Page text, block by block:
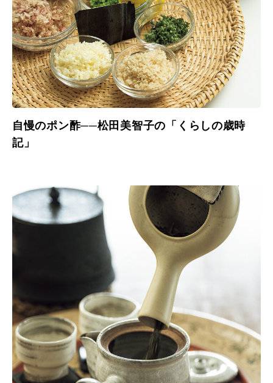
自慢のポン酢──松田美智子の「くらしの歳時
記」